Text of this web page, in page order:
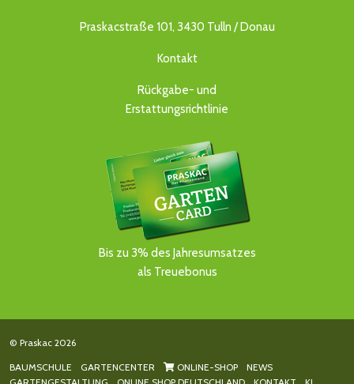
Praskacstraße 101, 3430 Tulln / Donau
Kontakt
Rückgabe- und
Erstattungsrichtlinie
Bis zu 3% des Jahresumsatzes
als Treuebonus
© Praskac 2026
BAUMSCHULE GARTENCENTER ONLINE-SHOP
NEWS